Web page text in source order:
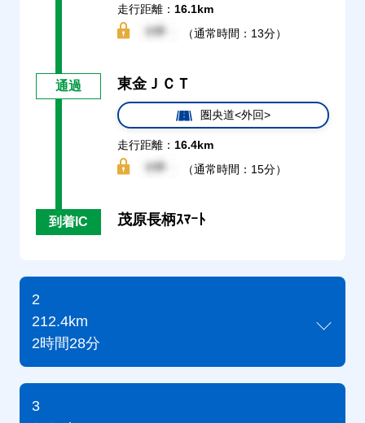
走行距離： 16.1km
（通常時間：13分）
通過 東金ＪＣＴ
圏央道<外回>
走行距離： 16.4km
（通常時間：15分）
到着IC 茂原長柄ｽﾏｰﾄ
2
212.4km
2時間28分
3